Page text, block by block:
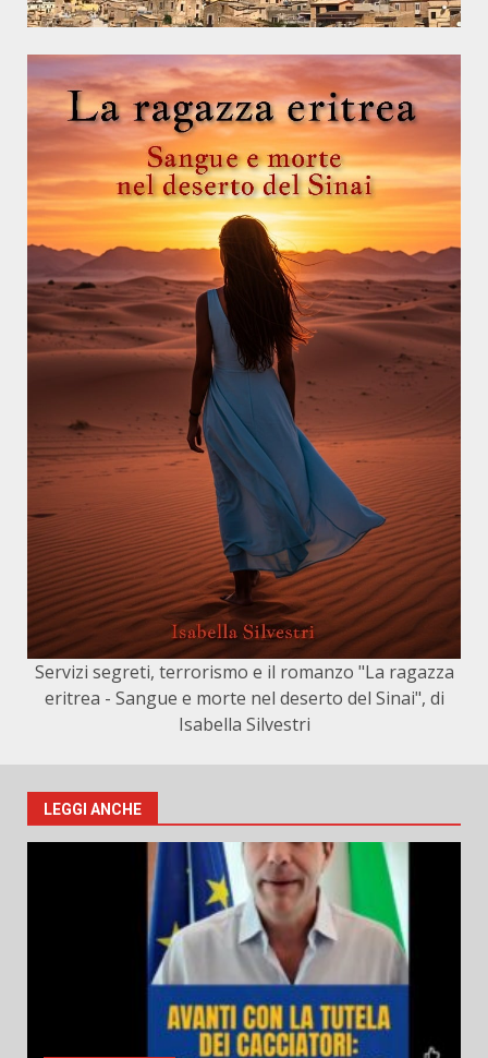
Servizi segreti, terrorismo e il romanzo "La ragazza
eritrea - Sangue e morte nel deserto del Sinai", di
Isabella Silvestri
LEGGI ANCHE